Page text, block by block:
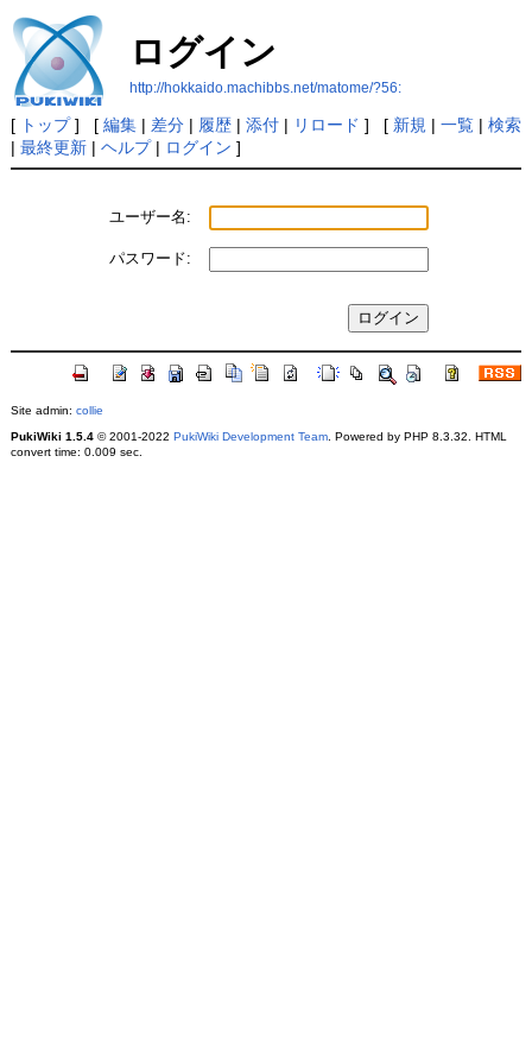
ログイン
http://hokkaido.machibbs.net/matome/?56:
[ トップ] [ 編集| 差分| 履歴| 添付| リロード ] [ 新規 | 一覧| 検索
| 最終更新| ヘルプ| ログイン ]
ユーザー名:
パスワード:
Site admin: collie
PukiWiki 1.5.4© 2001-2022 PukiWiki Development Team. Powered by PHP 8.3.32. HTML
convert time: 0.009 sec.